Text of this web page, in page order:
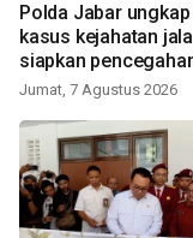
Polda Jabar
kasus kejahatan
siapkan
Jumat, 7 Agustus 2026